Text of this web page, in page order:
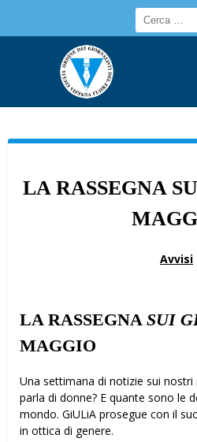
LA RASSEGNA
Avvisi
LA RASSEGNA SUI
MAGGIO
Una settimana di notizie sui
parla di donne? E quante sono le
mondo. GiULiA prosegue con il
in ottica di genere.